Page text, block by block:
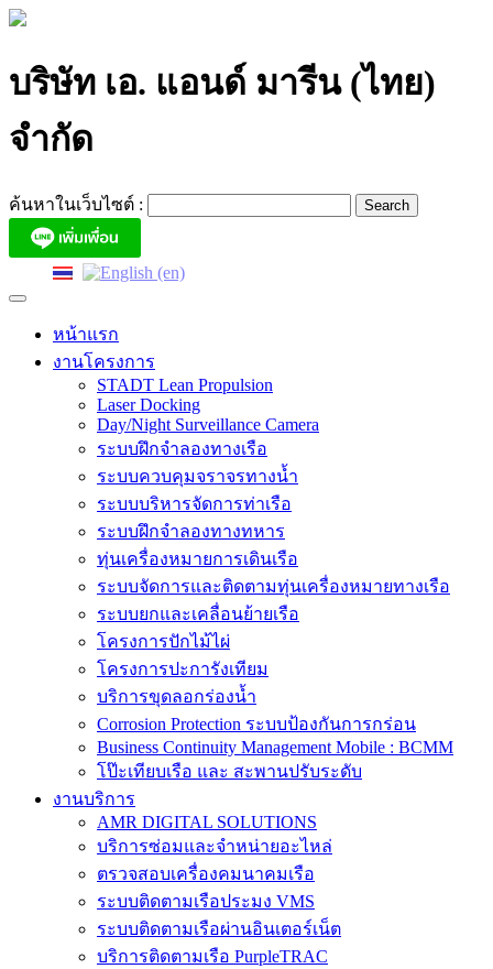
Skip
บริษัท เอ. แอนด์ มารีน (ไทย)
จำกัด
ค้นหาในเว็บไซต์ :
หน้าแรก
งานโครงการ
STADT Lean Propulsion
Laser Docking
Day/Night Surveillance Camera
ระบบฝึกจำลองทางเรือ
ระบบควบคุมจราจรทางน้ำ
ระบบบริหารจัดการท่าเรือ
ระบบฝึกจำลองทางทหาร
ทุ่นเครื่องหมายการเดินเรือ
ระบบจัดการและติดตามทุ่นเครื่องหมายทางเรือ
ระบบยกและเคลื่อนย้ายเรือ
โครงการปักไม้ไผ่
โครงการปะการังเทียม
บริการขุดลอกร่องน้ำ
Corrosion Protection ระบบป้องกันการกร่อน
Business Continuity Management Mobile : BCMM
โป๊ะเทียบเรือ และ สะพานปรับระดับ
งานบริการ
AMR DIGITAL SOLUTIONS
บริการซ่อมและจำหน่ายอะไหล่
ตรวจสอบเครื่องคมนาคมเรือ
ระบบติดตามเรือประมง VMS
ระบบติดตามเรือผ่านอินเตอร์เน็ต
บริการติดตามเรือ PurpleTRAC